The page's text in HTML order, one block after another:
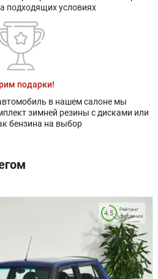
подходящих условиях
подарки!
в нашем салоне мы
зимней резины с дисками или
бензина на выбор
Рейтинг
состояния
4.5